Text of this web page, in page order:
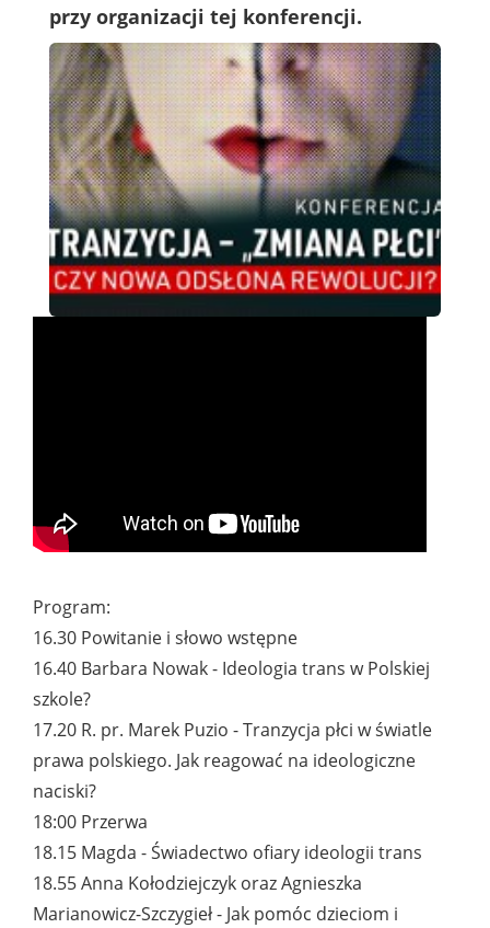
przy organizacji tej konferencji.
Program:
16.30 Powitanie i słowo wstępne
16.40 Barbara Nowak - Ideologia trans w Polskiej
szkole?
17.20 R. pr. Marek Puzio - Tranzycja płci w światle
prawa polskiego. Jak reagować na ideologiczne
naciski?
18:00 Przerwa
18.15 Magda - Świadectwo ofiary ideologii trans
18.55 Anna Kołodziejczyk oraz Agnieszka
Marianowicz-Szczygieł - Jak pomóc dzieciom i